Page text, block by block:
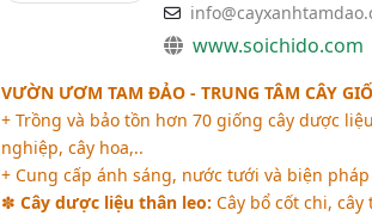
www.soichido.com
VƯỜN ƯƠM TAM ĐẢO - TRUNG TÂM CÂY
+ Trồng và bảo tồn hơn 70 giống cây dược
nghiệp, cây hoa,..
+ Cung cấp ánh sáng, nước tưới và biện
✽ Cây dược liệu thân leo: Cây bổ cốt chi,